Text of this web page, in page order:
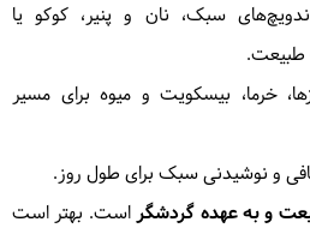
سبک، نان و پنیر، کوکو یا
طبیعت.
خرما، بیسکویت و میوه برای مسیر
و نوشیدنی سبک برای طول روز.
و به عهده گردشگراست. بهتر است